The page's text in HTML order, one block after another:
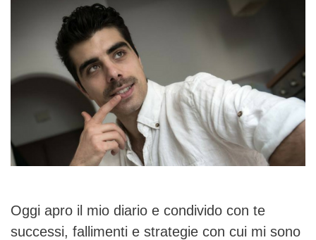
Oggi apro il mio diario e condivido con te
successi, fallimenti e strategie con cui mi sono